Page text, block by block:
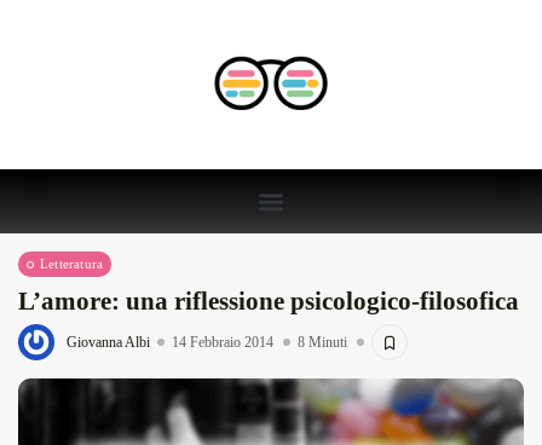
Letteratura
L’amore: una riflessione psicologico-filosofica
Giovanna Albi 14 Febbraio 2014 8 Minuti